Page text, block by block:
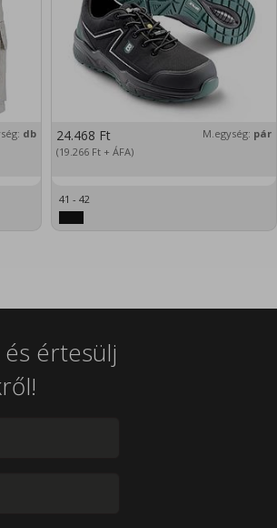
db 24.468 Ft
(19.266 Ft + ÁFA)
M.egység: pár
41 - 42
értesülj